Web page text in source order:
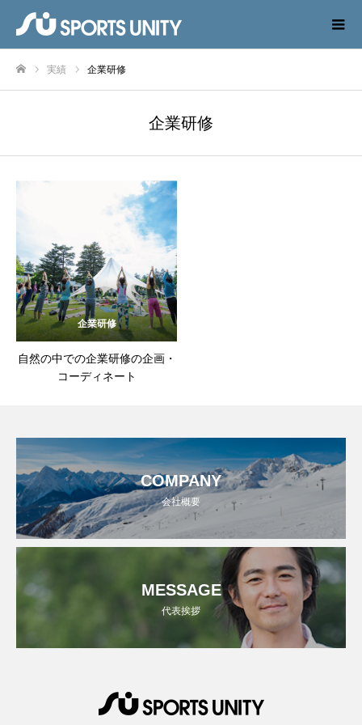
実績 企業研修
企業研修
企業研修
自然の中での企業研修の企画・
コーディネート
COMPANY
会社概要
MESSAGE
代表挨拶